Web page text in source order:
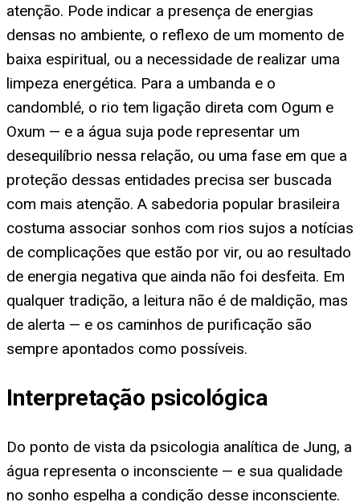
atenção. Pode indicar a presença de energias
densas no ambiente, o reflexo de um momento de
baixa espiritual, ou a necessidade de realizar uma
limpeza energética. Para a umbanda e o
candomblé, o rio tem ligação direta com Ogum e
Oxum — e a água suja pode representar um
desequilíbrio nessa relação, ou uma fase em que a
proteção dessas entidades precisa ser buscada
com mais atenção. A sabedoria popular brasileira
costuma associar sonhos com rios sujos a notícias
de complicações que estão por vir, ou ao resultado
de energia negativa que ainda não foi desfeita. Em
qualquer tradição, a leitura não é de maldição, mas
de alerta — e os caminhos de purificação são
sempre apontados como possíveis.
Interpretação psicológica
Do ponto de vista da psicologia analítica de Jung, a
água representa o inconsciente — e sua qualidade
no sonho espelha a condição desse inconsciente.